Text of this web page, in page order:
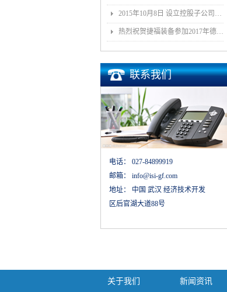
2015年10月8日 设立控股子公司武汉捷福鹰汽车装备有限公司决议公告
热烈祝贺捷福装备参加2017年德国埃森展取得圆满成功
联系我们
电话： 027-84899919
邮箱： info@isi-gf.com
地址： 中国 武汉 经济技术开发
区后官湖大道88号
关于我们 新闻资讯